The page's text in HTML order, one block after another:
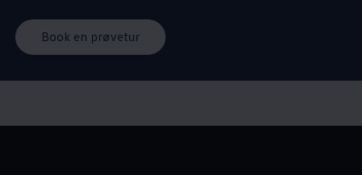
Book en prøvetur